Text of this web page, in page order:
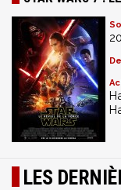
De
LES